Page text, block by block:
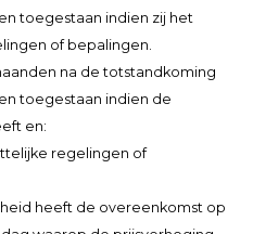
toegestaan indien zij het
of bepalingen.
na de totstandkoming
toegestaan indien de
en:
regelingen of
heeft de overeenkomst op